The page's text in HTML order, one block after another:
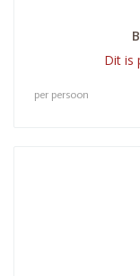
Dit is
per persoon